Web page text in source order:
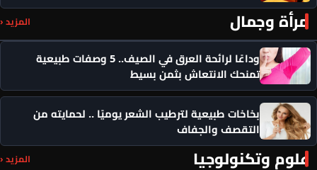
مرأة وجمال المزيد ‹
وداعًا لرائحة العرق في الصيف.. 5 وصفات طبيعية
تمنحك الانتعاش بثمن بسيط
بخاخات طبيعية لترطيب الشعر يوميًا .. لحمايته من
التقصف والجفاف
علوم وتكنولوجيا المزيد ‹